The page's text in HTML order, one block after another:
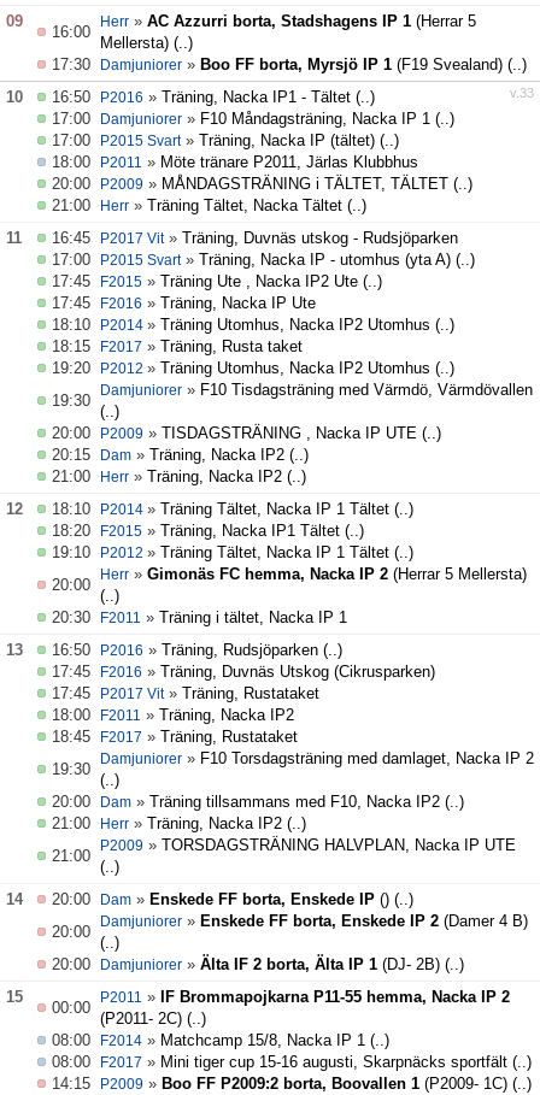
09
16:00
Herr » AC Azzurri borta, Stadshagens IP 1 (Herrar 5
Mellersta) (..)
17:30
Damjuniorer » Boo FF borta, Myrsjö IP 1 (F19 Svealand) (..)
v.33
10 16:50 P2016 » Träning, Nacka IP1 - Tältet (..)
17:00
Damjuniorer » F10 Måndagsträning, Nacka IP 1 (..)
17:00
P2015 Svart» Träning, Nacka IP (tältet) (..)
18:00
P2011 » Möte tränare P2011, Järlas Klubbhus
20:00
P2009 » MÅNDAGSTRÄNING i TÄLTET, TÄLTET (..)
21:00
Herr » Träning Tältet, Nacka Tältet (..)
11
16:45 P2017 Vit» Träning, Duvnäs utskog - Rudsjöparken
17:00
P2015 Svart» Träning, Nacka IP - utomhus (yta A) (..)
17:45
F2015 » Träning Ute , Nacka IP2 Ute (..)
17:45
F2016 » Träning, Nacka IP Ute
18:10
P2014 » Träning Utomhus, Nacka IP2 Utomhus (..)
18:15
F2017 » Träning, Rusta taket
19:20
P2012 » Träning Utomhus, Nacka IP2 Utomhus (..)
19:30
Damjuniorer » F10 Tisdagsträning med Värmdö, Värmdövallen
(..)
20:00
P2009 » TISDAGSTRÄNING , Nacka IP UTE (..)
20:15
Dam » Träning, Nacka IP2 (..)
21:00
Herr » Träning, Nacka IP2 (..)
12
18:10 P2014 » Träning Tältet, Nacka IP 1 Tältet (..)
18:20
F2015 » Träning, Nacka IP1 Tältet (..)
19:10
P2012 » Träning Tältet, Nacka IP 1 Tältet (..)
20:00
Herr » Gimonäs FC hemma, Nacka IP 2 (Herrar 5 Mellersta)
(..)
20:30
F2011 » Träning i tältet, Nacka IP 1
13
16:50 P2016 » Träning, Rudsjöparken (..)
17:45
F2016 » Träning, Duvnäs Utskog (Cikrusparken)
17:45
P2017 Vit» Träning, Rustataket
18:00
F2011 » Träning, Nacka IP2
18:45
F2017 » Träning, Rustataket
19:30
Damjuniorer » F10 Torsdagsträning med damlaget, Nacka IP 2
(..)
20:00
Dam » Träning tillsammans med F10, Nacka IP2 (..)
21:00
Herr » Träning, Nacka IP2 (..)
21:00
P2009 » TORSDAGSTRÄNING HALVPLAN, Nacka IP UTE
(..)
14
20:00 Dam » Enskede FF borta, Enskede IP () (..)
20:00
Damjuniorer » Enskede FF borta, Enskede IP 2 (Damer 4 B)
(..)
20:00
Damjuniorer » Älta IF 2 borta, Älta IP 1 (DJ- 2B) (..)
15
00:00
P2011 »
IF Brommapojkarna P11-55 hemma, Nacka IP 2
(P2011- 2C) (..)
08:00
F2014 » Matchcamp 15/8, Nacka IP 1 (..)
08:00
F2017 » Mini tiger cup 15-16 augusti, Skarpnäcks sportfält (..)
14:15
P2009 » Boo FF P2009:2 borta, Boovallen 1 (P2009- 1C) (..)